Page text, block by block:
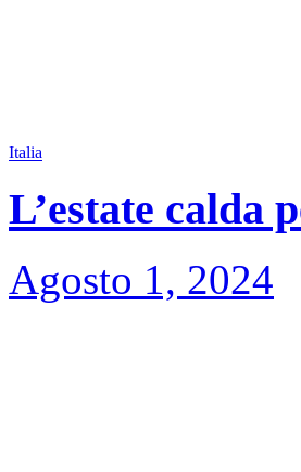
Italia
L’estate calda
Agosto 1, 2024